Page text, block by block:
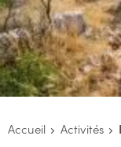
Accueil Activités